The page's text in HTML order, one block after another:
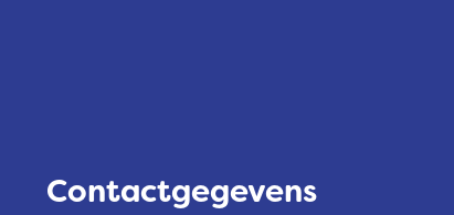
Contactgegevens